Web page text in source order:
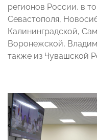
регионов России, в
Севастополя,
Калининградской,
Воронежской,
также из Чувашской